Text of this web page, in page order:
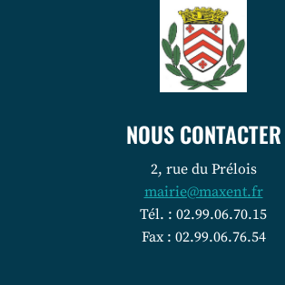
NOUS CONTACTER
2, rue du Prélois
mairie@maxent.fr
Tél. : 02.99.06.70.15
Fax : 02.99.06.76.54